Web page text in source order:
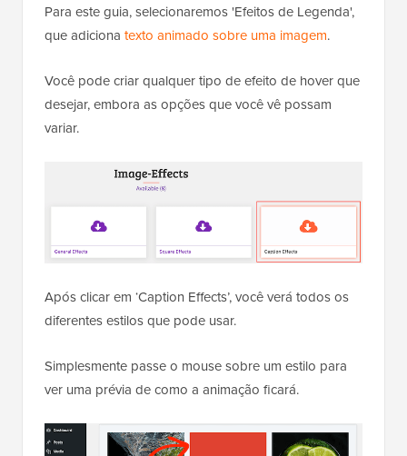
Para este guia, selecionaremos 'Efeitos de Legenda',
que adiciona texto animado sobre uma imagem.
Você pode criar qualquer tipo de efeito de hover que
desejar, embora as opções que você vê possam
variar.
Após clicar em ‘Caption Effects’, você verá todos os
diferentes estilos que pode usar.
Simplesmente passe o mouse sobre um estilo para
ver uma prévia de como a animação ficará.